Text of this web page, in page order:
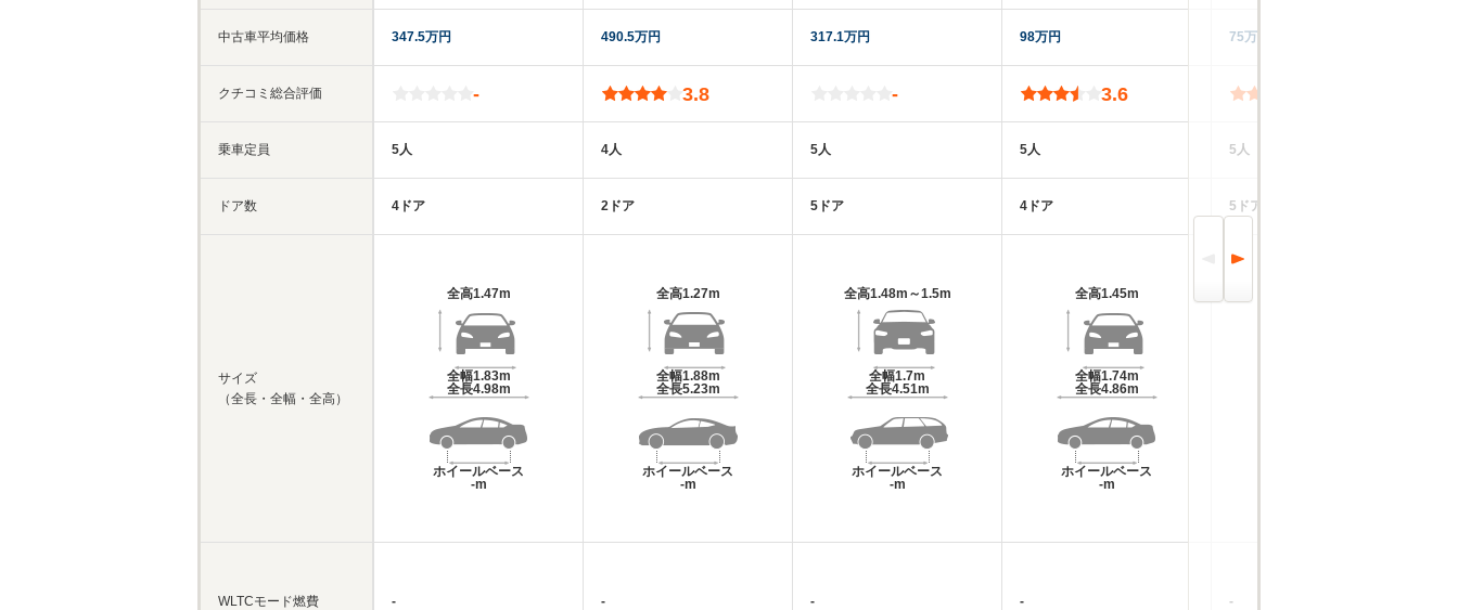
中古車平均価格
クチコミ総合評価
乗車定員
ドア数
サイズ
（全長・全幅・全高）
WLTCモード燃費
347.5万円
-
5人
4ドア
全高1.47m
全幅1.83m
全長4.98m
ホイールベース
-m
-
490.5万円
3.8
4人
2ドア
全高1.27m
全幅1.88m
全長5.23m
ホイールベース
-m
-
317.1万円
-
5人
5ドア
全高1.48m～1.5m
全幅1.7m
全長4.51m
ホイールベース
-m
-
98万円
3.6
5人
4ドア
全高1.45m
全幅1.74m
全長4.86m
ホイールベース
-m
-
75万円
5人
5ドア
-